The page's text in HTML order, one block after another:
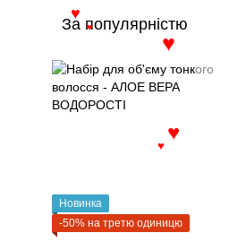
За популярністю
Новинка
-50% на третю одиницю
♥
♥ ♥
♥
♥